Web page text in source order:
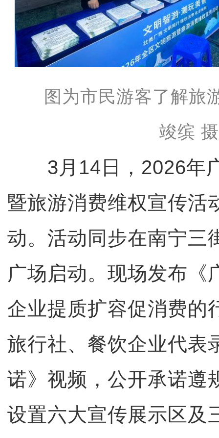
图为市民游客了解旅
竣缤 摄
3月14日，2026年
暨旅游消费维权宣传活
动。活动同步在南宁三
广场启动。现场发布《
企业提质扩容促消费的
旅行社、餐饮企业代表
诺》视频，公开承诺遵
设置六大宣传展示区及